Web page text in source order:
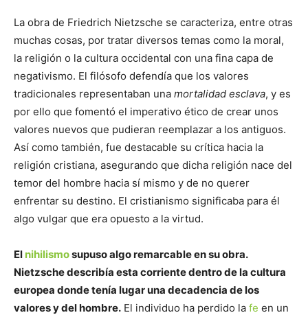
La obra de Friedrich Nietzsche se caracteriza, entre otras
muchas cosas, por tratar diversos temas como la moral,
la religión o la cultura occidental con una fina capa de
negativismo. El filósofo defendía que los valores
tradicionales representaban una mortalidad esclava, y es
por ello que fomentó el imperativo ético de crear unos
valores nuevos que pudieran reemplazar a los antiguos.
Así como también, fue destacable su crítica hacia la
religión cristiana, asegurando que dicha religión nace del
temor del hombre hacia sí mismo y de no querer
enfrentar su destino. El cristianismo significaba para él
algo vulgar que era opuesto a la virtud.
El nihilismosupuso algo remarcable en su obra.
Nietzsche describía esta corriente dentro de la cultura
europea donde tenía lugar una decadencia de los
valores y del hombre. El individuo ha perdido la fe en un